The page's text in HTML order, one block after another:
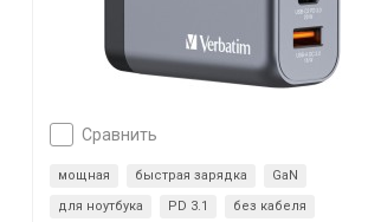
сравнить
мощная быстрая зарядка
GaN
для ноутбука
PD 3.1 без кабеля